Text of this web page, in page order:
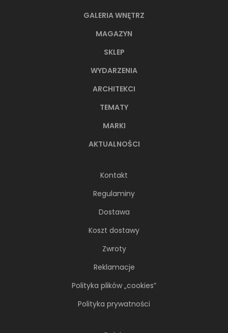
GALERIA WNĘTRZ
MAGAZYN
SKLEP
WYDARZENIA
ARCHITEKCI
TEMATY
MARKI
AKTUALNOŚCI
Kontakt
Regulaminy
Dostawa
Koszt dostawy
Zwroty
Reklamacje
Polityka plików „cookies”
Polityka prywatności